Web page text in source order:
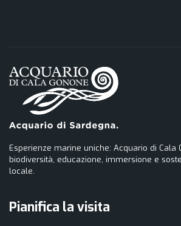
Esperienze marine uniche: Acquario di Cala
biodiversità, educazione, immersione e
locale.
Pianifica la visita